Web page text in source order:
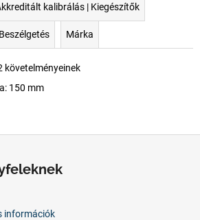
kalibrálás | Kiegészítők
Beszélgetés Márka
követelményeinek
150 mm
információk